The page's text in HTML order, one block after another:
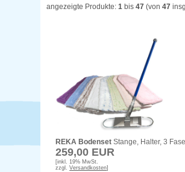
angezeigte Produkte:1 bis47 (von47
REKA Bodenset Stange, Halter, 3
259,00 EUR
[inkl. 19% MwSt.
zzgl.Versandkosten]